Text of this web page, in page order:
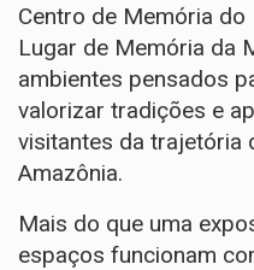
Centro de Memória do
Lugar de Memória da
ambientes pensados
valorizar tradições e
visitantes da trajetória
Amazônia.
Mais do que uma
espaços funcionam